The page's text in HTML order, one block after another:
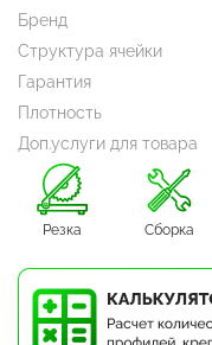
Бренд
Структура ячейки
Гарантия
Плотность
Доп.услуги для товара
Резка Сборка